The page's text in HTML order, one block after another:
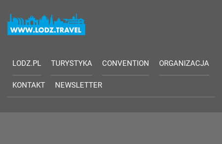
LODZ.PL TURYSTYKA CONVENTION ORGANIZACJA
KONTAKT NEWSLETTER